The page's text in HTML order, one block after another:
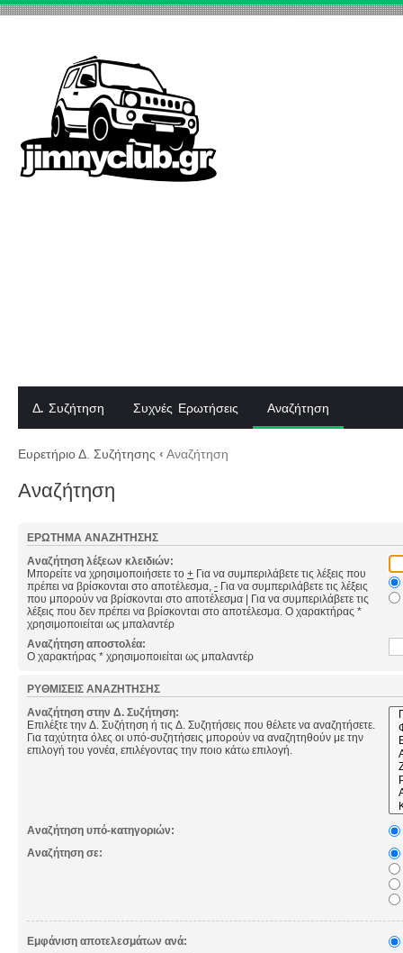
Δ. Συζήτηση Συχνές Ερωτήσεις Αναζήτηση
Ευρετήριο Δ. Συζήτησης ‹ Αναζήτηση
Αναζήτηση
ΕΡΏΤΗΜΑ ΑΝΑΖΉΤΗΣΗΣ
Αναζήτηση λέξεων κλειδιών:
Μπορείτε να χρησιμοποιήσετε το + Για να συμπεριλάβετε τις λέξεις που
πρέπει να βρίσκονται στο αποτέλεσμα, - Για να συμπεριλάβετε τις λέξεις
που μπορούν να βρίσκονται στο αποτέλεσμα | Για να συμπεριλάβετε τις
λέξεις που δεν πρέπει να βρίσκονται στο αποτέλεσμα. Ο χαρακτήρας *
χρησιμοποιείται ως μπαλαντέρ
Αναζήτηση αποστολέα:
Ο χαρακτήρας * χρησιμοποιείται ως μπαλαντέρ
ΡΥΘΜΊΣΕΙΣ ΑΝΑΖΉΤΗΣΗΣ
Αναζήτηση στην Δ. Συζήτηση:
Επιλέξτε την Δ. Συζήτηση ή τις Δ. Συζητήσεις που θέλετε να αναζητήσετε.
Για ταχύτητα όλες οι υπό-συζητήσεις μπορούν να αναζητηθούν με την
επιλογή του γονέα, επιλέγοντας την ποιο κάτω επιλογή.
Αναζήτηση υπό-κατηγοριών:
Αναζήτηση σε:
Εμφάνιση αποτελεσμάτων ανά: